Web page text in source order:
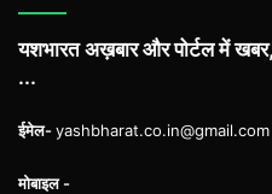
यशभारत अख़बार और पोर्टल में
...
ईमेल-yashbharat.co.in@gmail.com
मोबाइल -